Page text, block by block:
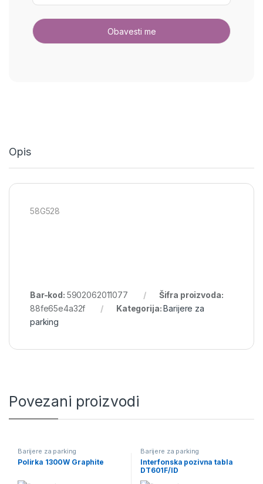
Opis
58G528
Bar-kod: 5902062011077
Šifra proizvoda:
88fe65e4a32f
Kategorija:Barijere za
parking
Povezani proizvodi
Barijere za parking
Polirka 1300W Graphite
Barijere za parking
Interfonska pozivna tabla
DT601F/ID